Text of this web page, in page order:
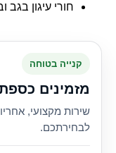
קנייה בטוחה
מזמינים
שירות מקצועי,
לבחירתכם.
חורי עיגון בגב